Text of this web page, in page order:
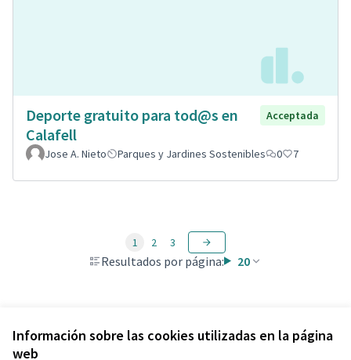
Información sobre las cookies utilizadas en la página
web
Deporte gratuito para tod@s en
Calafell
Acceptada
Jose A. Nieto Parques y Jardines Sostenibles 0 7
Resultados por página: 20
1 2 3
Ver todas las propuestas retiradas